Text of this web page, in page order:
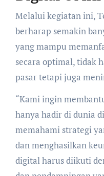
Melalui kegiatan ini,
berharap semakin
yang mampu
secara optimal, tidak
pasar tetapi juga
“Kami ingin
hanya hadir di dunia
memahami strategi
dan menghasilkan
digital harus diikuti